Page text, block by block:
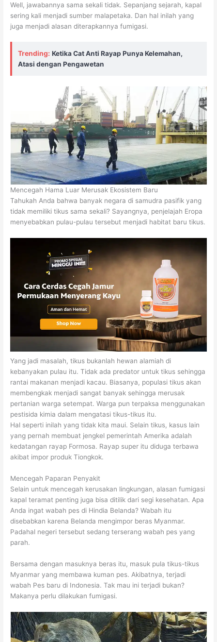
Well, jawabannya sama sekali tidak. Sepanjang sejarah, kapal
sering kali menjadi sumber malapetaka. Dan hal inilah yang
juga menjadi alasan diterapkannya fumigasi.
Trending: Ketika Cat Anti Rayap Punya Kelemahan,
Atasi dengan Pengawetan
Mencegah Hama Luar Merusak Ekosistem Baru
Tahukah Anda bahwa banyak negara di samudra pasifik yang
tidak memiliki tikus sama sekali? Sayangnya, penjelajah Eropa
menyebabkan pulau-pulau tersebut menjadi habitat baru tikus.
Yang jadi masalah, tikus bukanlah hewan alamiah di
kebanyakan pulau itu. Tidak ada predator untuk tikus sehingga
rantai makanan menjadi kacau. Biasanya, populasi tikus akan
membengkak menjadi sangat banyak sehingga merusak
pertanian warga setempat. Warga pun terpaksa menggunakan
pestisida kimia dalam mengatasi tikus-tikus itu.
Hal seperti inilah yang tidak kita maui. Selain tikus, kasus lain
yang pernah membuat jengkel pemerintah Amerika adalah
kedatangan rayap Formosa. Rayap super itu diduga terbawa
akibat impor produk Tiongkok.
Mencegah Paparan Penyakit
Selain untuk mencegah kerusakan lingkungan, alasan fumigasi
kapal teramat penting juga bisa ditilik dari segi kesehatan. Apa
Anda ingat wabah pes di Hindia Belanda? Wabah itu
disebabkan karena Belanda mengimpor beras Myanmar.
Padahal negeri tersebut sedang terserang wabah pes yang
parah.
Bersama dengan masuknya beras itu, masuk pula tikus-tikus
Myanmar yang membawa kuman pes. Akibatnya, terjadi
wabah Pes baru di Indonesia. Tak mau ini terjadi bukan?
Makanya perlu dilakukan fumigasi.